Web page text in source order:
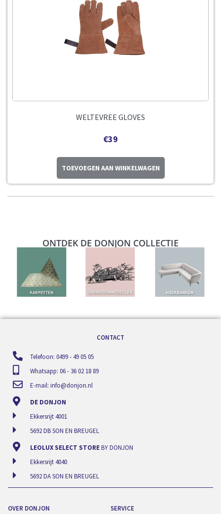
WELTEVREE GLOVES
€39
TOEVOEGEN AAN WINKELWAGEN
ONTDEK DE DONJON COLLECTIE
CONTACT
Telefoon: 0499 - 49 05 05
Whatsapp: 06 - 36 02 18 89
E-mail: info@donjon.nl
DE DONJON
Ekkersrijt 4001
5692 DB SON EN BREUGEL
LEOLUX SELECT STOREBY DONJON
Ekkersrijt 4040
5692 DA SON EN BREUGEL
OVER DONJON SERVICE